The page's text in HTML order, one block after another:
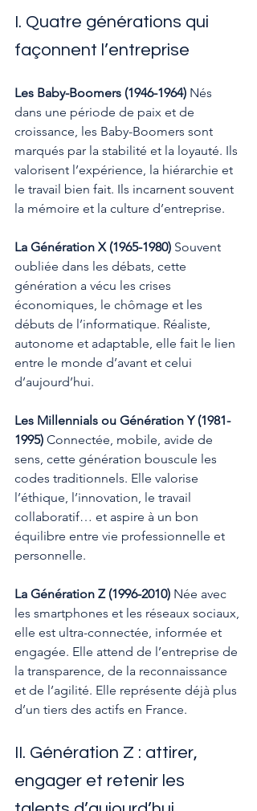
I. Quatre générations qui
façonnent l’entreprise
Les Baby-Boomers (1946-1964) Nés
dans une période de paix et de
croissance, les Baby-Boomers sont
marqués par la stabilité et la loyauté. Ils
valorisent l’expérience, la hiérarchie et
le travail bien fait. Ils incarnent souvent
la mémoire et la culture d’entreprise.
La Génération X (1965-1980) Souvent
oubliée dans les débats, cette
génération a vécu les crises
économiques, le chômage et les
débuts de l’informatique. Réaliste,
autonome et adaptable, elle fait le lien
entre le monde d’avant et celui
d’aujourd’hui.
Les Millennials ou Génération Y (1981-
1995) Connectée, mobile, avide de
sens, cette génération bouscule les
codes traditionnels. Elle valorise
l’éthique, l’innovation, le travail
collaboratif… et aspire à un bon
équilibre entre vie professionnelle et
personnelle.
La Génération Z (1996-2010) Née avec
les smartphones et les réseaux sociaux,
elle est ultra-connectée, informée et
engagée. Elle attend de l’entreprise de
la transparence, de la reconnaissance
et de l’agilité. Elle représente déjà plus
d’un tiers des actifs en France.
II. Génération Z : attirer,
engager et retenir les